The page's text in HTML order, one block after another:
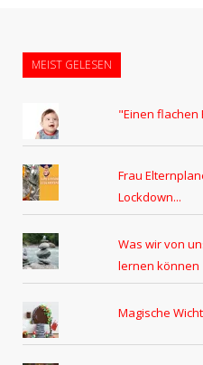
MEIST GELESEN
"Einen flachen
Frau
Lockdown...
Was wir von
lernen können
Magische